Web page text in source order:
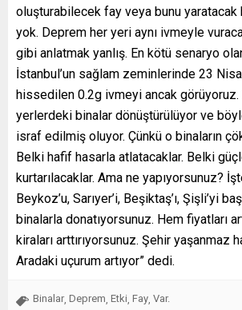
oluşturabilecek fay veya bunu
yok. Deprem her yeri aynı ivmeyle
gibi anlatmak yanlış. En kötü senaryo
İstanbul’un sağlam zeminlerinde 23
hissedilen 0.2g ivmeyi ancak
yerlerdeki binalar dönüştürülüyor ve
israf edilmiş oluyor. Çünkü o binaların
Belki hafif hasarla atlatacaklar. Belki
kurtarılacaklar. Ama ne yapıyorsunuz?
Beykoz’u, Sarıyer’i, Beşiktaş’ı, Şişli’yi
binalarla donatıyorsunuz. Hem fiyatları
kiraları arttırıyorsunuz. Şehir yaşanmaz
Aradaki uçurum artıyor” dedi.
Binalar, Deprem, Etki, Fay, Var.